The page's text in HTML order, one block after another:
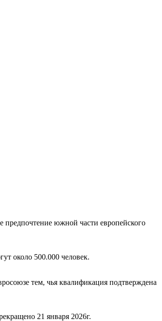
предпочтение южной части европейского
около 500.000 человек.
тем, чья квалификация подтверждена
21 января 2026г.